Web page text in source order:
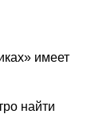
имеет
найти